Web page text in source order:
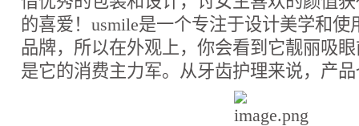
的喜爱！usmile是一个专注于设计美学和使
品牌，所以在外观上，你会看到它靓丽吸
是它的消费主力军。从牙齿护理来说，产